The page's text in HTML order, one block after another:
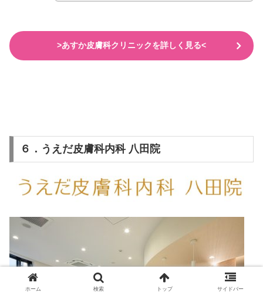
>あすか皮膚科クリニックを詳しく見る<
６．うえだ皮膚科内科 八田院
ホーム 検索 トップ サイドバー